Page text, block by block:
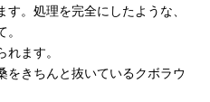
。処理を完全にしたような、
ます。
をきちんと抜いているクボラウ